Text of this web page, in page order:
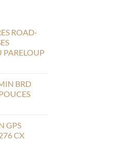
ROAD-
PARELOUP
BRD
GPS
CX